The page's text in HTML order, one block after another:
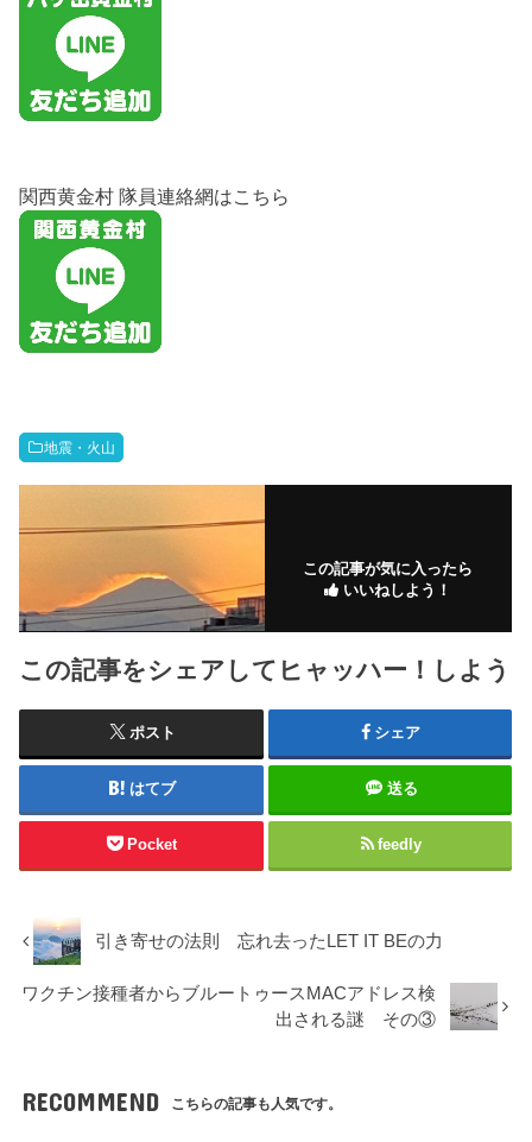
関西黄金村 隊員連絡網はこちら
地震・火山
この記事が気に入ったら
いいねしよう！
この記事をシェアしてヒャッハー！しよう
ポスト シェア
はてブ 送る
Pocket feedly
引き寄せの法則 忘れ去ったLET IT BEの力
ワクチン接種者からブルートゥースMACアドレス検
出される謎 その③
RECOMMEND こちらの記事も人気です。